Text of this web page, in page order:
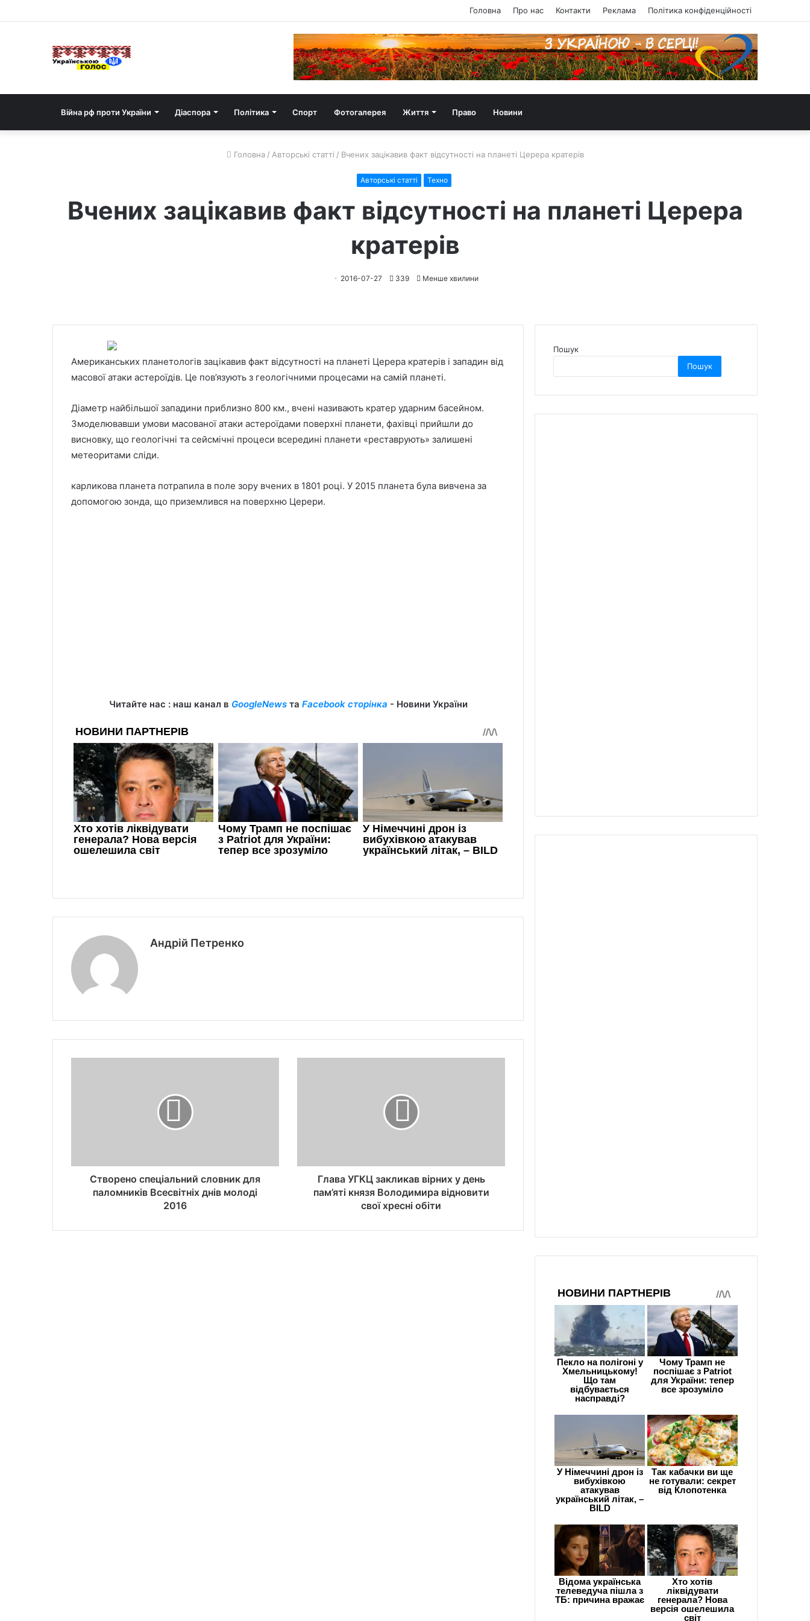
Головна Про нас Контакти Реклама Політика конфіденційності
Війна рф проти України Діаспора Політика Спорт Фотогалерея Життя Право Новини
Головна / Авторські статті / Вчених зацікавив факт відсутності на планеті Церера кратерів
Авторські статті Техно
Вчених зацікавив факт відсутності на планеті Церера
кратерів
2016-07-27 339 Менше хвилини
Американських планетологів зацікавив факт відсутності на планеті Церера кратерів і западин від
масової атаки астероїдів. Це пов’язують з геологічними процесами на самій планеті.
Діаметр найбільшої западини приблизно 800 км., вчені називають кратер ударним басейном.
Змоделювавши умови масованої атаки астероїдами поверхні планети, фахівці прийшли до
висновку, що геологічні та сейсмічні процеси всередині планети «реставрують» залишені
метеоритами сліди.
карликова планета потрапила в поле зору вчених в 1801 році. У 2015 планета була вивчена за
допомогою зонда, що приземлився на поверхню Церери.
Читайте нас : наш канал в GoogleNewsта Facebook сторінка - Новини України
Андрій Петренко
Створено спеціальний словник для
паломників Всесвітніх днів молоді
2016
Глава УГКЦ закликав вірних у день
пам’яті князя Володимира відновити
свої хресні обіти
Пошук
Пошук